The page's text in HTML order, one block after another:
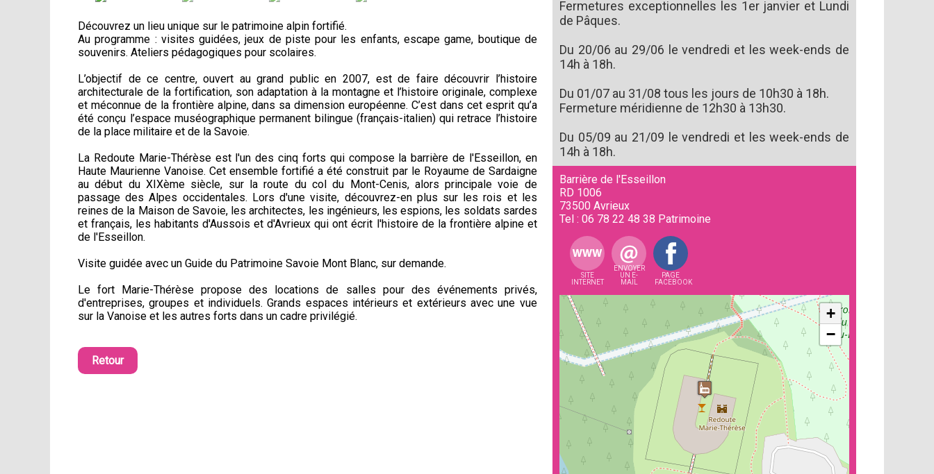
Découvrez un lieu unique sur le patrimoine alpin fortifié.
Au programme : visites guidées, jeux de piste pour les enfants, escape game, boutique de
souvenirs. Ateliers pédagogiques pour scolaires.
L’objectif de ce centre, ouvert au grand public en 2007, est de faire découvrir l’histoire
architecturale de la fortification, son adaptation à la montagne et l’histoire originale, complexe
et méconnue de la frontière alpine, dans sa dimension européenne. C’est dans cet esprit qu’a
été conçu l’espace muséographique permanent bilingue (français-italien) qui retrace l’histoire
de la place militaire et de la Savoie.
La Redoute Marie-Thérèse est l'un des cinq forts qui compose la barrière de l'Esseillon, en
Haute Maurienne Vanoise. Cet ensemble fortifié a été construit par le Royaume de Sardaigne
au début du XIXème siècle, sur la route du col du Mont-Cenis, alors principale voie de
passage des Alpes occidentales. Lors d'une visite, découvrez-en plus sur les rois et les
reines de la Maison de Savoie, les architectes, les ingénieurs, les espions, les soldats sardes
et français, les habitants d'Aussois et d'Avrieux qui ont écrit l'histoire de la frontière alpine et
de l'Esseillon.
Visite guidée avec un Guide du Patrimoine Savoie Mont Blanc, sur demande.
Le fort Marie-Thérèse propose des locations de salles pour des événements privés,
d'entreprises, groupes et individuels. Grands espaces intérieurs et extérieurs avec une vue
sur la Vanoise et les autres forts dans un cadre privilégié.
Retour
Fermetures exceptionnelles les 1er janvier et Lundi
de Pâques.
Du 20/06 au 29/06 le vendredi et les week-ends de
14h à 18h.
Du 01/07 au 31/08 tous les jours de 10h30 à 18h.
Fermeture méridienne de 12h30 à 13h30.
Du 05/09 au 21/09 le vendredi et les week-ends de
14h à 18h.
Barrière de l'Esseillon
RD 1006
73500 Avrieux
Tel : 06 78 22 48 38 Patrimoine
SITE
INTERNET
ENVOYER
UN E-
MAIL
PAGE
FACEBOOK
+
−